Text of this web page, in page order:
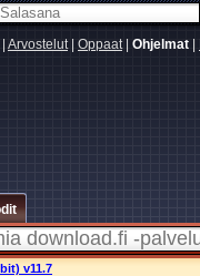
Arvostelut| Oppaat| Ohjelmat
v11.7